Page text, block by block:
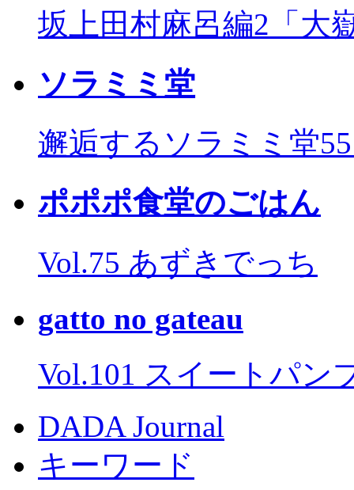
坂上田村麻呂編2「大
ソラミミ堂
邂逅するソラミミ堂
ポポポ食堂のごはん
Vol.75 あずきでっち
gatto no gateau
Vol.101 スイートパン
DADA Journal
キーワード